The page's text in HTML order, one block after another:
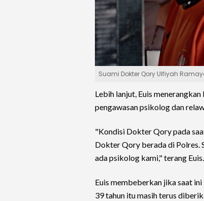
Suami Dokter Qory Ulfiyah
Lebih lanjut, Euis
pengawasan psikolog dan
"Kondisi Dokter Qory pada
Dokter Qory berada di Polres.
ada psikolog kami," terang Euis.
Euis membeberkan jika saat
39 tahun itu masih terus